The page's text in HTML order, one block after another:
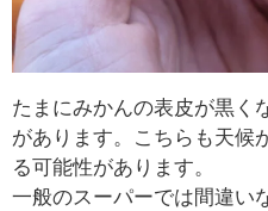
たまにみかんの表皮が黒く
があります。こちらも天候
る可能性があります。
一般のスーパーでは間違い